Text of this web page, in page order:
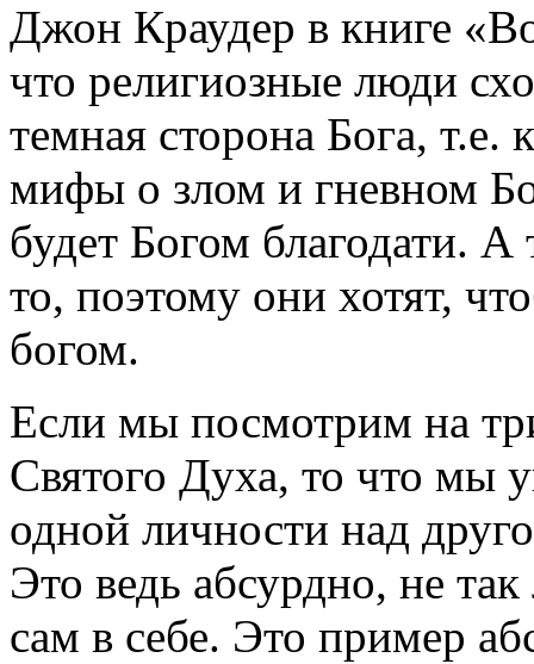
Джон Краудер в книге
что религиозные люди
темная сторона Бога, т.е.
мифы о злом и гневном
будет Богом благодати. А
то, поэтому они хотят,
богом.
Если мы посмотрим на
Святого Духа, то что мы
одной личности над
Это ведь абсурдно, не
сам в себе. Это пример